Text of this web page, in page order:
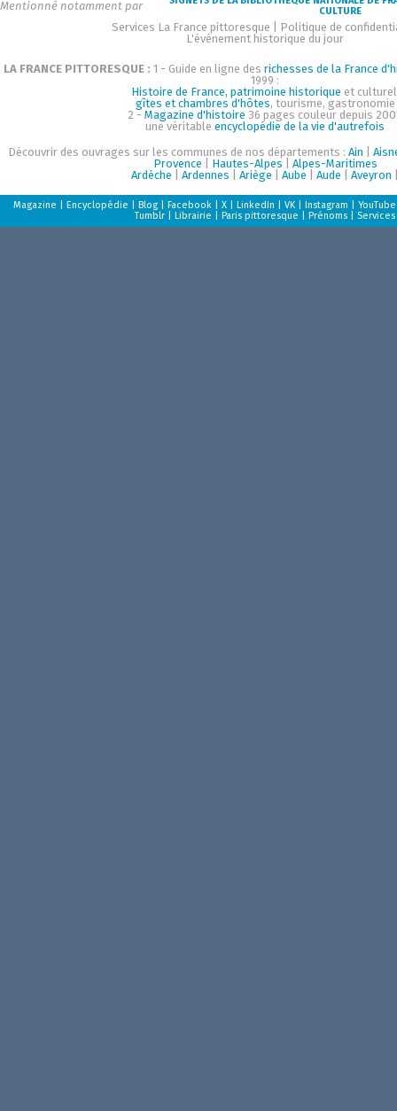
Mentionné notamment par
CULTURE
Services La France pittoresque
Politique de
L'événement historique du jour
LA FRANCE PITTORESQUE : 1 - Guide en ligne des richesses de la France
1999 :
Histoire de France, patrimoine historique et
gîtes et chambres d'hôtes, tourisme, gastronomie
2 - Magazine d'histoire 36 pages couleur depuis
une véritableencyclopédie de la vie d'autrefois
Découvrir des ouvrages sur les communes de nos départements :Ain |
Provence
Hautes-Alpes
Alpes-Maritimes
Ardèche |Ardennes |Ariège |Aube |Aude |Aveyron
Magazine |Encyclopédie |Blog |Facebook |X |LinkedIn |VK |Instagram |YouTube
Tumblr |Librairie |Paris pittoresque |Prénoms Services